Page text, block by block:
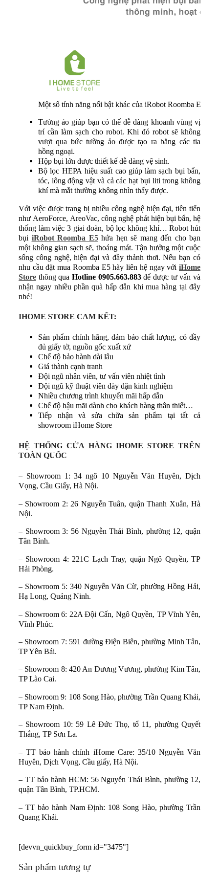
Một số tính năng nổi bật khác của iRobot Roomba E5
Tường ảo giúp bạn có thể dễ dàng khoanh vùng vị
trí cần làm sạch cho robot. Khi đó robot sẽ không
vượt qua bức tường ảo được tạo ra bằng các tia
hồng ngoại.
Hộp bụi lớn được thiết kế dễ dàng vệ sinh.
Bộ lọc HEPA hiệu suất cao giúp làm sạch bụi bẩn,
tóc, lông động vật và cả các hạt bụi liti trong không
khí mà mắt thường không nhìn thấy được.
Với việc được trang bị nhiều công nghệ hiện đại, tiên tiến
như AeroForce, AreoVac, công nghệ phát hiện bụi bẩn, hệ
thống làm việc 3 giai đoàn, bộ lọc không khí… Robot hút
bụi iRobot Roomba E5hứa hẹn sẽ mang đến cho bạn
một không gian sạch sẽ, thoáng mát. Tận hưởng một cuộc
sống công nghệ, hiện đại và đầy thảnh thơi. Nếu bạn có
nhu cầu đặt mua Roomba E5 hãy liên hệ ngay với iHome
Store thông qua Hotline 0905.663.883để được tư vấn và
nhận ngay nhiều phần quà hấp dẫn khi mua hàng tại đây
nhé!
IHOME STORE CAM KẾT:
Sản phẩm chính hãng, đảm bảo chất lượng, có đầy
đủ giấy tờ, nguồn gốc xuất xứ
Chế độ bảo hành dài lâu
Giá thành cạnh tranh
Đội ngũ nhân viên, tư vấn viên nhiệt tình
Đội ngũ kỹ thuật viên dày dặn kinh nghiệm
Nhiều chương trình khuyến mãi hấp dẫn
Chế độ hậu mãi dành cho khách hàng thân thiết…
Tiếp nhận và sửa chữa sản phẩm tại tất cả
showroom iHome Store
HỆ THỐNG CỬA HÀNG IHOME STORE TRÊN
TOÀN QUỐC
– Showroom 1: 34 ngõ 10 Nguyễn Văn Huyên, Dịch
Vọng, Cầu Giấy, Hà Nội.
– Showroom 2: 26 Nguyễn Tuân, quận Thanh Xuân, Hà
Nội.
– Showroom 3: 56 Nguyễn Thái Bình, phường 12, quận
Tân Bình.
– Showroom 4: 221C Lạch Tray, quận Ngô Quyền, TP
Hải Phòng.
– Showroom 5: 340 Nguyễn Văn Cừ, phường Hồng Hải,
Hạ Long, Quảng Ninh.
– Showroom 6: 22A Đội Cấn, Ngô Quyền, TP Vĩnh Yên,
Vĩnh Phúc.
– Showroom 7: 591 đường Điện Biên, phường Minh Tân,
TP Yên Bái.
– Showroom 8: 420 An Dương Vương, phường Kim Tân,
TP Lào Cai.
– Showroom 9: 108 Song Hào, phường Trần Quang Khải,
TP Nam Định.
– Showroom 10: 59 Lê Đức Thọ, tổ 11, phường Quyết
Thắng, TP Sơn La.
– TT bảo hành chính iHome Care: 35/10 Nguyễn Văn
Huyên, Dịch Vọng, Cầu giấy, Hà Nội.
– TT bảo hành HCM: 56 Nguyễn Thái Bình, phường 12,
quận Tân Bình, TP.HCM.
– TT bảo hành Nam Định: 108 Song Hào, phường Trần
Quang Khải.
[devvn_quickbuy_form id="3475"]
Sản phẩm tương tự